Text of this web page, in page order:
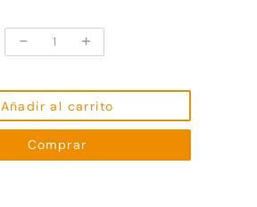
-
Suspendisse
vehicula
dui
cantidad
+
Añadir al carrito
Comprar